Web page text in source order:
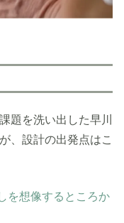
題を洗い出した早川
、設計の出発点はこ
を想像するところか